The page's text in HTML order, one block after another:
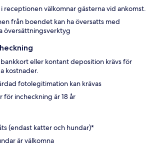
i receptionen välkomnar gästerna vid ankomst.
från boendet kan ha översatts med
översättningsverktyg
eller kontant deposition krävs för
kostnader.
fotolegitimation kan krävas
för incheckning är 18 år
(endast katter och hundar)*
är välkomna